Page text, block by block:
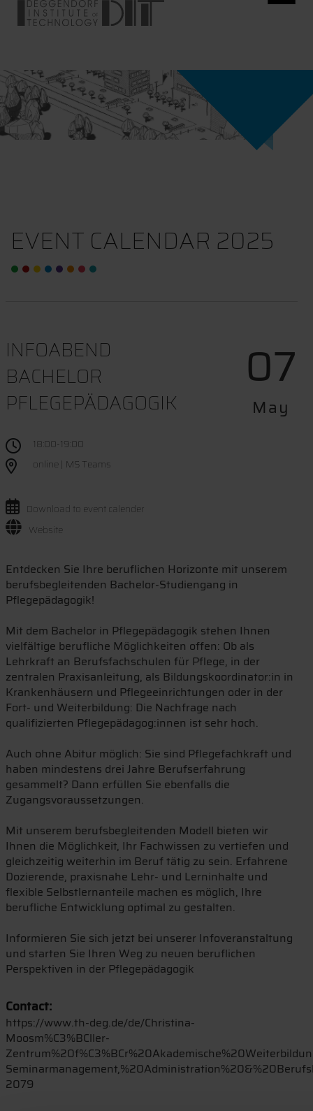
EVENT CALENDAR 2025
INFOABEND
BACHELOR
PFLEGEPÄDAGOGIK
18:00-19:00
online | MS Teams
Download to event calender
Website
07
May
Entdecken Sie Ihre beruflichen Horizonte mit unserem
berufsbegleitenden Bachelor-Studiengang in
Pflegepädagogik!
Mit dem Bachelor in Pflegepädagogik stehen Ihnen
vielfältige berufliche Möglichkeiten offen: Ob als
Lehrkraft an Berufsfachschulen für Pflege, in der
zentralen Praxisanleitung, als Bildungskoordinator:in in
Krankenhäusern und Pflegeeinrichtungen oder in der
Fort- und Weiterbildung: Die Nachfrage nach
qualifizierten Pflegepädagog:innen ist sehr hoch.
Auch ohne Abitur möglich: Sie sind Pflegefachkraft und
haben mindestens drei Jahre Berufserfahrung
gesammelt? Dann erfüllen Sie ebenfalls die
Zugangsvoraussetzungen.
Mit unserem berufsbegleitenden Modell bieten wir
Ihnen die Möglichkeit, Ihr Fachwissen zu vertiefen und
gleichzeitig weiterhin im Beruf tätig zu sein. Erfahrene
Dozierende, praxisnahe Lehr- und Lerninhalte und
flexible Selbstlernanteile machen es möglich, Ihre
berufliche Entwicklung optimal zu gestalten.
Informieren Sie sich jetzt bei unserer Infoveranstaltung
und starten Sie Ihren Weg zu neuen beruflichen
Perspektiven in der Pflegepädagogik
Contact:
https://www.th-deg.de/de/Christina-
Moosm%C3%BCller-
2079